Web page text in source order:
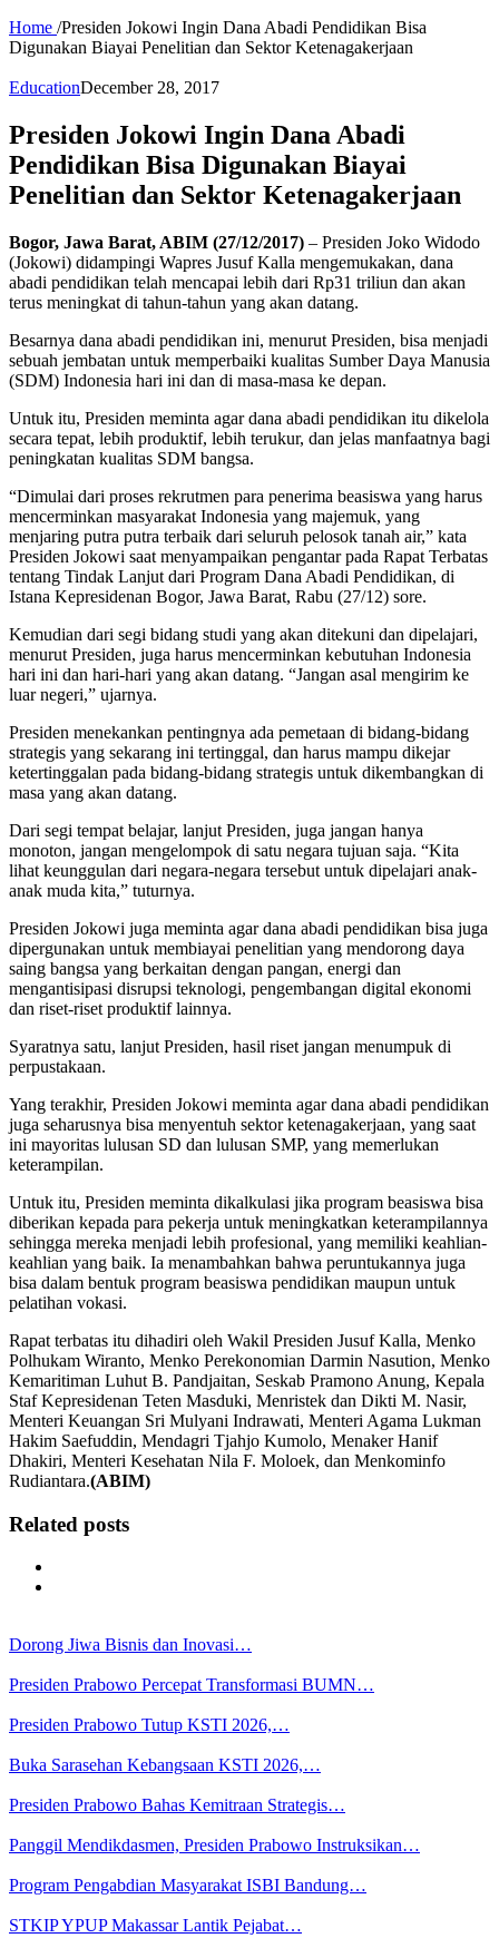
Home /Presiden Jokowi Ingin Dana Abadi Pendidikan Bisa
Digunakan Biayai Penelitian dan Sektor Ketenagakerjaan
EducationDecember 28, 2017
Presiden Jokowi Ingin Dana Abadi
Pendidikan Bisa Digunakan Biayai
Penelitian dan Sektor Ketenagakerjaan
Bogor, Jawa Barat, ABIM (27/12/2017) – Presiden Joko Widodo
(Jokowi) didampingi Wapres Jusuf Kalla mengemukakan, dana
abadi pendidikan telah mencapai lebih dari Rp31 triliun dan akan
terus meningkat di tahun-tahun yang akan datang.
Besarnya dana abadi pendidikan ini, menurut Presiden, bisa menjadi
sebuah jembatan untuk memperbaiki kualitas Sumber Daya Manusia
(SDM) Indonesia hari ini dan di masa-masa ke depan.
Untuk itu, Presiden meminta agar dana abadi pendidikan itu dikelola
secara tepat, lebih produktif, lebih terukur, dan jelas manfaatnya bagi
peningkatan kualitas SDM bangsa.
“Dimulai dari proses rekrutmen para penerima beasiswa yang harus
mencerminkan masyarakat Indonesia yang majemuk, yang
menjaring putra putra terbaik dari seluruh pelosok tanah air,” kata
Presiden Jokowi saat menyampaikan pengantar pada Rapat Terbatas
tentang Tindak Lanjut dari Program Dana Abadi Pendidikan, di
Istana Kepresidenan Bogor, Jawa Barat, Rabu (27/12) sore.
Kemudian dari segi bidang studi yang akan ditekuni dan dipelajari,
menurut Presiden, juga harus mencerminkan kebutuhan Indonesia
hari ini dan hari-hari yang akan datang. “Jangan asal mengirim ke
luar negeri,” ujarnya.
Presiden menekankan pentingnya ada pemetaan di bidang-bidang
strategis yang sekarang ini tertinggal, dan harus mampu dikejar
ketertinggalan pada bidang-bidang strategis untuk dikembangkan di
masa yang akan datang.
Dari segi tempat belajar, lanjut Presiden, juga jangan hanya
monoton, jangan mengelompok di satu negara tujuan saja. “Kita
lihat keunggulan dari negara-negara tersebut untuk dipelajari anak-
anak muda kita,” tuturnya.
Presiden Jokowi juga meminta agar dana abadi pendidikan bisa juga
dipergunakan untuk membiayai penelitian yang mendorong daya
saing bangsa yang berkaitan dengan pangan, energi dan
mengantisipasi disrupsi teknologi, pengembangan digital ekonomi
dan riset-riset produktif lainnya.
Syaratnya satu, lanjut Presiden, hasil riset jangan menumpuk di
perpustakaan.
Yang terakhir, Presiden Jokowi meminta agar dana abadi pendidikan
juga seharusnya bisa menyentuh sektor ketenagakerjaan, yang saat
ini mayoritas lulusan SD dan lulusan SMP, yang memerlukan
keterampilan.
Untuk itu, Presiden meminta dikalkulasi jika program beasiswa bisa
diberikan kepada para pekerja untuk meningkatkan keterampilannya
sehingga mereka menjadi lebih profesional, yang memiliki keahlian-
keahlian yang baik. Ia menambahkan bahwa peruntukannya juga
bisa dalam bentuk program beasiswa pendidikan maupun untuk
pelatihan vokasi.
Rapat terbatas itu dihadiri oleh Wakil Presiden Jusuf Kalla, Menko
Polhukam Wiranto, Menko Perekonomian Darmin Nasution, Menko
Kemaritiman Luhut B. Pandjaitan, Seskab Pramono Anung, Kepala
Staf Kepresidenan Teten Masduki, Menristek dan Dikti M. Nasir,
Menteri Keuangan Sri Mulyani Indrawati, Menteri Agama Lukman
Hakim Saefuddin, Mendagri Tjahjo Kumolo, Menaker Hanif
Dhakiri, Menteri Kesehatan Nila F. Moloek, dan Menkominfo
Rudiantara.(ABIM)
Related posts
Dorong Jiwa Bisnis dan Inovasi…
Presiden Prabowo Percepat Transformasi BUMN…
Presiden Prabowo Tutup KSTI 2026,…
Buka Sarasehan Kebangsaan KSTI 2026,…
Presiden Prabowo Bahas Kemitraan Strategis…
Panggil Mendikdasmen, Presiden Prabowo Instruksikan…
Program Pengabdian Masyarakat ISBI Bandung…
STKIP YPUP Makassar Lantik Pejabat…